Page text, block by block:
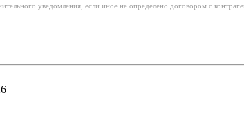
уведомления, если иное не определено договором с